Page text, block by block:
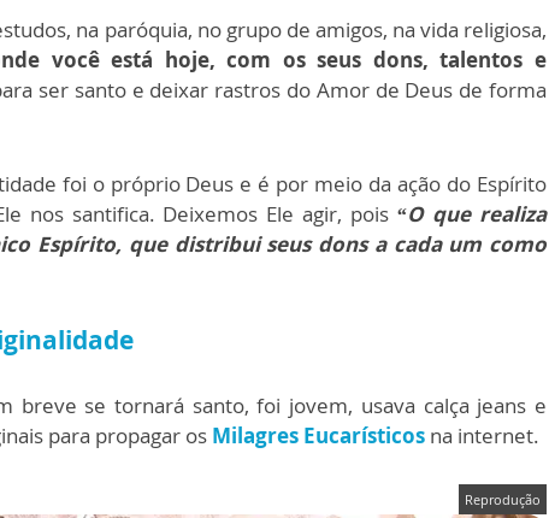
na paróquia, no grupo de amigos, na vida religiosa,
você está hoje, com os seus dons, talentos e
ser santo e deixar rastros do Amor de Deus de forma
foi o próprio Deus e é por meio da ação do Espírito
nos santifica. Deixemos Ele agir, pois “O que realiza
Espírito, que distribui seus dons a cada um como
breve se tornará santo, foi jovem, usava calça jeans e
para propagar os Milagres Eucarísticos na internet.
Reprodução